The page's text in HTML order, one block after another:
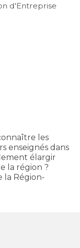
d'Entreprise
les
enseignés dans
élargir
la région ?
la Région-